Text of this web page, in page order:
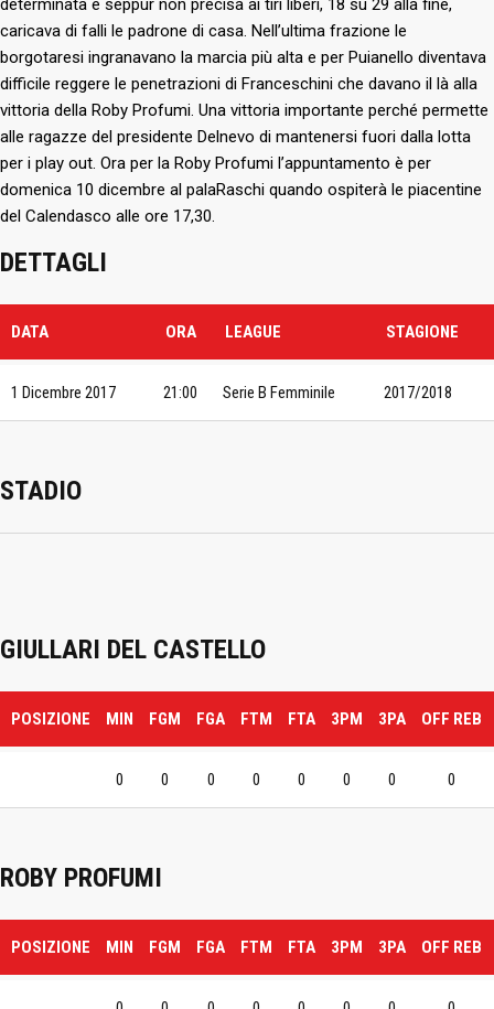
determinata e seppur non precisa ai tiri liberi, 18 su 29 alla fine,
caricava di falli le padrone di casa. Nell’ultima frazione le
borgotaresi ingranavano la marcia più alta e per Puianello diventava
difficile reggere le penetrazioni di Franceschini che davano il là alla
vittoria della Roby Profumi. Una vittoria importante perché permette
alle ragazze del presidente Delnevo di mantenersi fuori dalla lotta
per i play out. Ora per la Roby Profumi l’appuntamento è per
domenica 10 dicembre al palaRaschi quando ospiterà le piacentine
del Calendasco alle ore 17,30.
DETTAGLI
DATA ORA LEAGUE STAGIONE
1 Dicembre 2017 21:00 Serie B Femminile 2017/2018
STADIO
GIULLARI DEL CASTELLO
POSIZIONE MIN FGM FGA FTM FTA 3PM 3PA OFF REB
0 0 0 0 0 0 0 0
ROBY PROFUMI
POSIZIONE MIN FGM FGA FTM FTA 3PM 3PA OFF REB